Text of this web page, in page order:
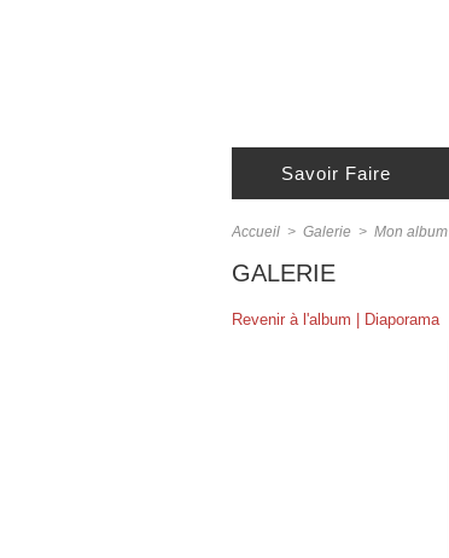
Savoir Faire
Accueil > Galerie > Mon album
GALERIE
Revenir à l'album Diaporama